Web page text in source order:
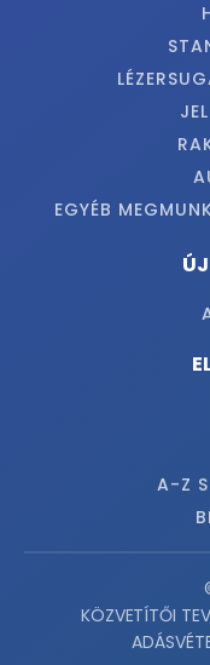
EGYÉB
A-Z
KÖZVETÍTŐI